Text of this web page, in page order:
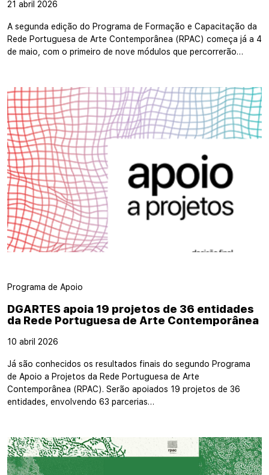
21 abril 2026
A segunda edição do Programa de Formação e Capacitação da
Rede Portuguesa de Arte Contemporânea (RPAC) começa já a 4
de maio, com o primeiro de nove módulos que percorrerão…
Programa de Apoio
DGARTES apoia 19 projetos de 36 entidades
da Rede Portuguesa de Arte Contemporânea
10 abril 2026
Já são conhecidos os resultados finais do segundo Programa
de Apoio a Projetos da Rede Portuguesa de Arte
Contemporânea (RPAC). Serão apoiados 19 projetos de 36
entidades, envolvendo 63 parcerias…